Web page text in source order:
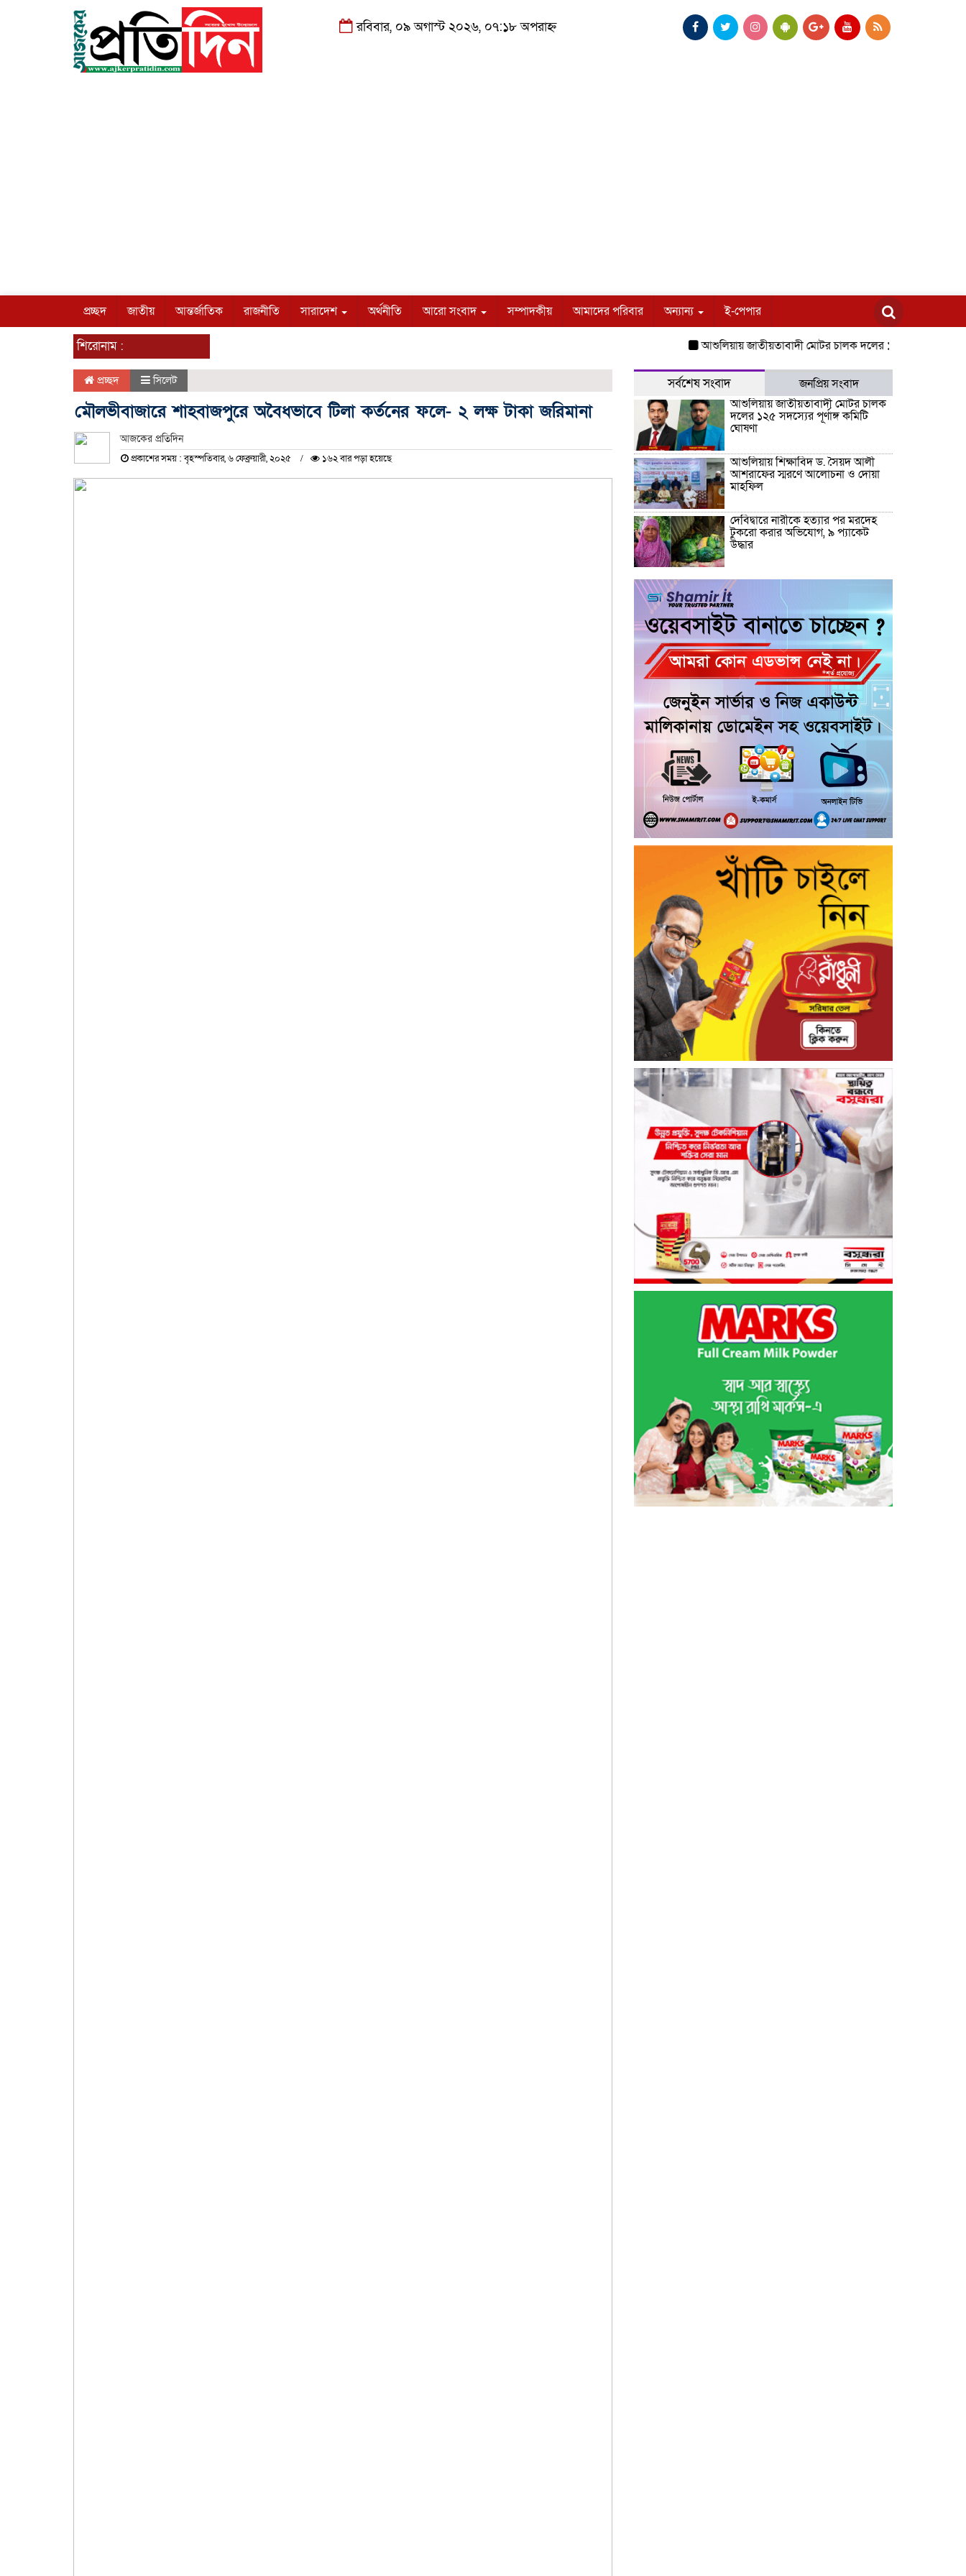
রবিবার, ০৯ অগাস্ট ২০২৬, ০৭:১৮ অপরাহ্ন
প্রচ্ছদ জাতীয় আন্তর্জাতিক রাজনীতি সারাদেশ অর্থনীতি আরো সংবাদ সম্পাদকীয় আমাদের পরিবার অন্যান্য ই-পেপার
শিরোনাম : আশুলিয়ায় জাতীয়তাবাদী মোটর চালক দলের ১২৫ সদস্যের পূর্ণাঙ্গ
প্রচ্ছদ সিলেট
মৌলভীবাজারে শাহবাজপুরে অবৈধভাবে টিলা কর্তনের ফলে- ২ লক্ষ টাকা জরিমানা
আজকের প্রতিদিন
প্রকাশের সময় : বৃহস্পতিবার, ৬ ফেব্রুয়ারী, ২০২৫ ১৬২ বার পড়া হয়েছে
সর্বশেষ সংবাদ
জনপ্রিয় সংবাদ
আশুলিয়ায় জাতীয়তাবাদী মোটর চালক
দলের ১২৫ সদস্যের পূর্ণাঙ্গ কমিটি
ঘোষণা
আশুলিয়ায় শিক্ষাবিদ ড. সৈয়দ আলী
আশরাফের স্মরণে আলোচনা ও দোয়া
মাহফিল
দেবিদ্বারে নারীকে হত্যার পর মরদেহ
টুকরো করার অভিযোগ, ৯ প্যাকেট
উদ্ধার
ঠাকুরগাঁওয়ে মোটরসাইকেলের ধাক্কায়
প্রাণ গেল বৃদ্ধ ও কিশোরের, গুরুতর
আহত আরও এক কিশোর
ঠাকুরগাঁওয়ে মাছ ধরতে গিয়ে আর ফেরা
হলো না বাড়ি, নোনো নদীতে বৃদ্ধের
মর্মান্তিক মৃত্যু
টঙ্গিবাড়ীতে মালদ্বীপের রাষ্ট্রদূত,
শিক্ষার্থীদের সঙ্গে মতবিনিময় ও
সোনারং জোড়া মঠ পরিদর্শন
গৌরনদীতে বিএনপি নেতাদের বিরুদ্ধে
মিথ্যা চাঁদা দাবির অভিযোগের তীব্র
প্রতিবাদ ও ক্ষোভ প্রকাশ
যাত্রাপথে গৌরনদীর টং দোকানে চা পান
তথ্যমন্ত্রী, স্থানীয়দের সঙ্গে কুশল বিনিময়
মাদকের সাথে জড়িত ব্যাক্তিদের কোন
প্রকার ছাড় নেই, নেওয়া হবে কঠোর
ব্যবস্থা খুলনা জেলা পুলিশ সুপার
“জুলাই কোন দল বা গোষ্টীর নয়, এটি
সমগ্র জাতির ” অ্যাডভোকেট জালাল
উদ্দিন এমপি